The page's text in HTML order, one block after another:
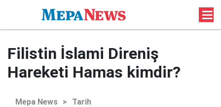
Filistin İslami Direniş
Hareketi Hamas kimdir?
Mepa News > Tarih